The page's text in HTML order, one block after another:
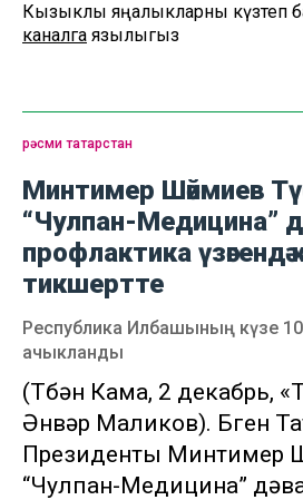
Кызыклы яңалыкларны күзәтеп
каналга язылыгыз
рәсми татарстан
Минтимер Шәймиев
“Чулпан-Медицина”
профлактика үзәгендә
тикшертте
Республика Илбашының күзе
ачыкланды
(Түбән Кама, 2 декабрь,
Әнвәр Маликов). Бүген
Президенты Минтимер
“Чулпан-Медицина”